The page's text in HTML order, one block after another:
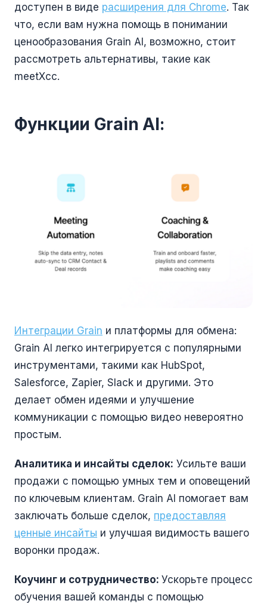
доступен в виде расширения для Chrome. Так
что, если вам нужна помощь в понимании
ценообразования Grain AI, возможно, стоит
рассмотреть альтернативы, такие как
meetXcc.
Функции Grain AI:
Интеграции Grain и платформы для обмена:
Grain AI легко интегрируется с популярными
инструментами, такими как HubSpot,
Salesforce, Zapier, Slack и другими. Это
делает обмен идеями и улучшение
коммуникации с помощью видео невероятно
простым.
Аналитика и инсайты сделок: Усильте ваши
продажи с помощью умных тем и оповещений
по ключевым клиентам. Grain AI помогает вам
заключать больше сделок, предоставляя
ценные инсайты и улучшая видимость вашего
воронки продаж.
Коучинг и сотрудничество: Ускорьте процесс
обучения вашей команды с помощью